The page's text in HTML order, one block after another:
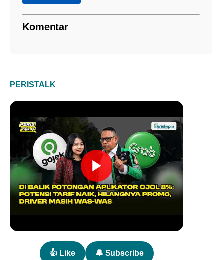
Komentar
PERISTALK
👍 Like 🔔 Subscribe